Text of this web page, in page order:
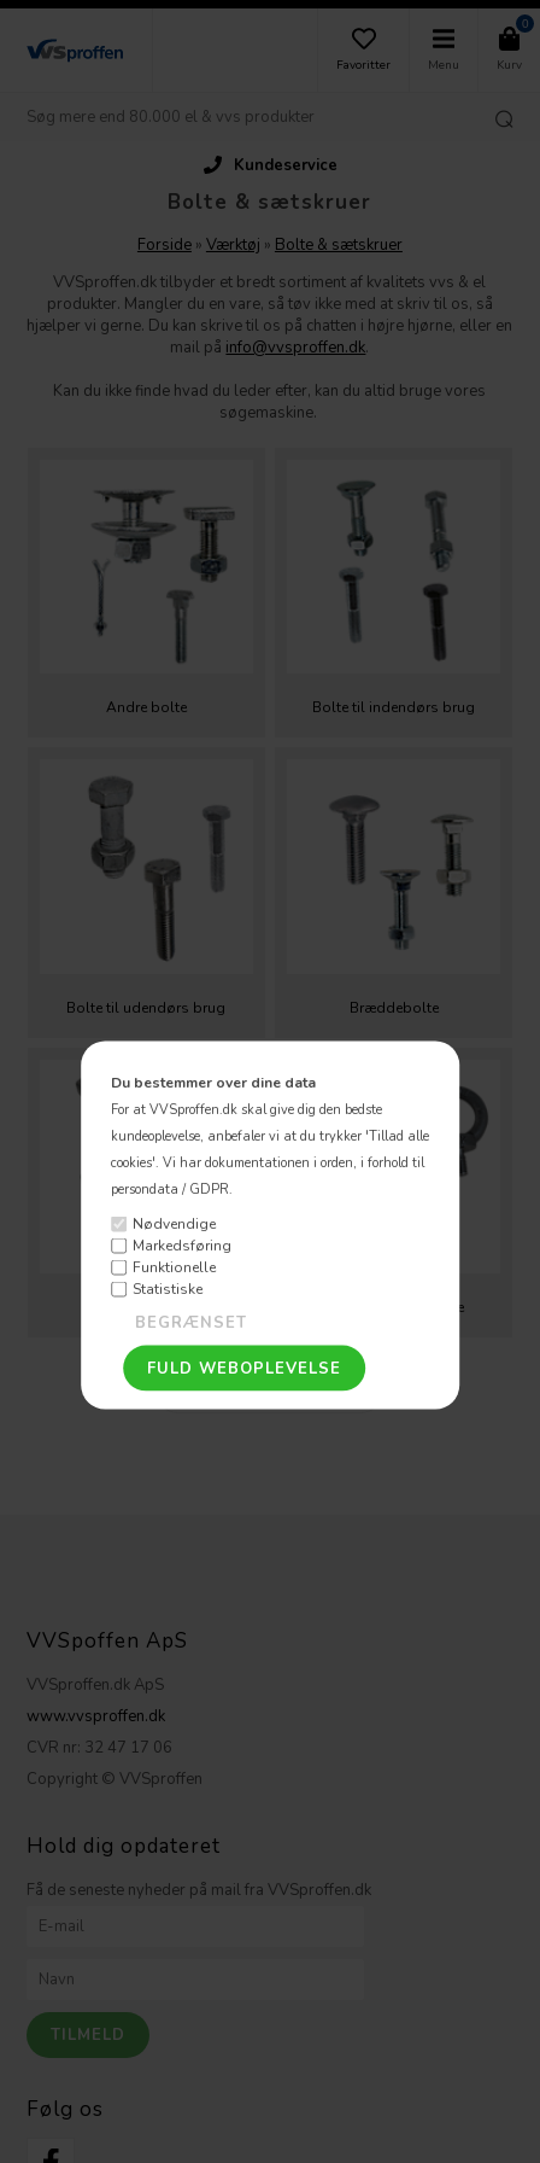
Du bestemmer over dine data
For at VVSproffen.dk skal give dig den bedste
kundeoplevelse, anbefaler vi at du trykker 'Tillad alle
cookies'. Vi har dokumentationen i orden, i forhold til
persondata / GDPR.
Nødvendige
Markedsføring
Funktionelle
Statistiske
Favoritter Menu
0
Kurv
Kundeservice
Bolte & sætskruer
Forside» Værktøj » Bolte & sætskruer
VVSproffen.dk tilbyder et bredt sortiment af kvalitets vvs & el
produkter. Mangler du en vare, så tøv ikke med at skriv til os, så
hjælper vi gerne. Du kan skrive til os på chatten i højre hjørne, eller en
mail på info@vvsproffen.dk.
Kan du ikke finde hvad du leder efter, kan du altid bruge vores
søgemaskine.
Andre bolte Bolte til indendørs brug
Bolte til udendørs brug Bræddebolte
Øjeskruer & Øjebolte
VVSpoffen ApS
VVSproffen.dk ApS
www.vvsproffen.dk
CVR nr: 32 47 17 06
Copyright © VVSproffen
Hold dig opdateret
Få de seneste nyheder på mail fra VVSproffen.dk
Følg os